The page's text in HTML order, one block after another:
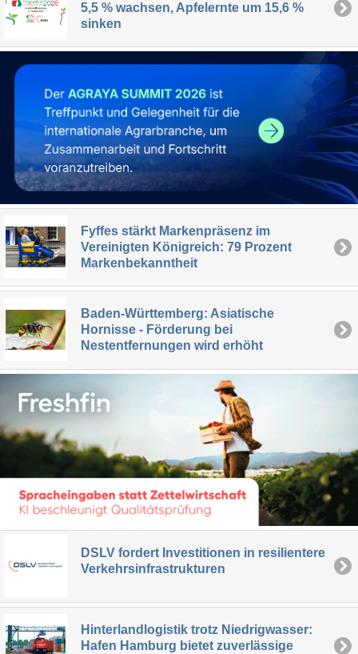
5,5 % wachsen, Apfelernte um 15,6 %
sinken
Fyffes stärkt Markenpräsenz im
Vereinigten Königreich: 79 Prozent
Markenbekanntheit
Baden-Württemberg: Asiatische
Hornisse - Förderung bei
Nestentfernungen wird erhöht
DSLV fordert Investitionen in resilientere
Verkehrsinfrastrukturen
Hinterlandlogistik trotz Niedrigwasser:
Hafen Hamburg bietet zuverlässige